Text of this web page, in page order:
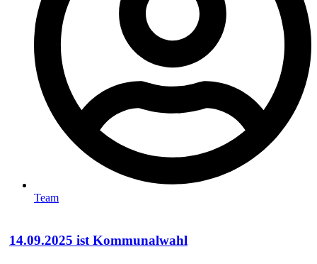
Team
14.09.2025 ist Kommunalwahl